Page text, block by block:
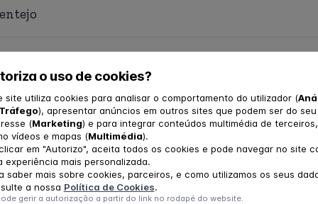
o uso de cookies?
site utiliza cookies para analisar o comportamento do utilizador (
), apresentar anúncios em outros sites que podem ser do seu
(Marketing) e para integrar conteúdos multimédia de terceiros,
vídeos e mapas (Multimédia).
em "Autorizo", aceita todos os cookies e pode navegar no site
experiência mais personalizada.
saber mais sobre cookies, parceiros, e como utilizamos os seus
a nossa Política de Cookies.
gerir a autorização a partir do link no rodapé do website.
do Be a Mom no SNS está a ser guiada pelo Modelo
Improvement (IHI), tirando partido da
de novos processos e procedimentos na
práticas clínicas